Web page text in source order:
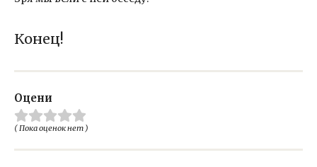
Конец!
Оцени
( Пока оценок нет )